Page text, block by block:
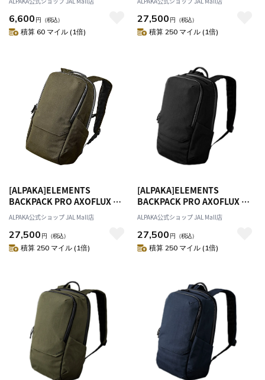
6,600 円 （税込）
積算 60 マイル (1倍)
27,500 円 （税込）
積算 250 マイル (1倍)
[ALPAKA]ELEMENTS
BACKPACK PRO AXOFLUX グ
リーン
ALPAKA公式ショップ JAL Mall店
27,500 円 （税込）
積算 250 マイル (1倍)
[ALPAKA]ELEMENTS
BACKPACK PRO AXOFLUX ブ
ラック N
ALPAKA公式ショップ JAL Mall店
27,500 円 （税込）
積算 250 マイル (1倍)